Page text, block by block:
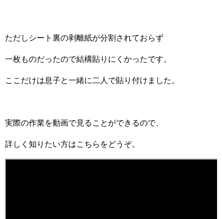
ただしシート裏の剥離紙が分割されておらず
一枚ものだったので結構貼りにくかったです。
ここだけは息子と一緒に二人で貼り付けました。
実際の作業を動画で見ることができるので、
詳しく知りたい方はこちらをどうぞ。